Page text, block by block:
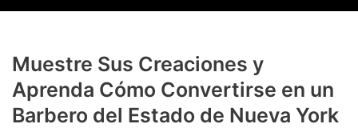
Muestre Sus Creaciones y
Aprenda Cómo Convertirse en un
Barbero del Estado de Nueva York